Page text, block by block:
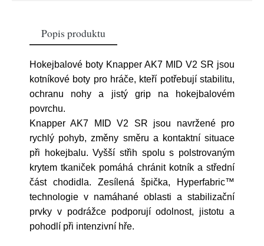
Popis produktu
Hokejbalové boty Knapper AK7 MID V2 SR jsou
kotníkové boty pro hráče, kteří potřebují stabilitu,
ochranu nohy a jistý grip na hokejbalovém
povrchu.
Knapper AK7 MID V2 SR jsou navržené pro
rychlý pohyb, změny směru a kontaktní situace
při hokejbalu. Vyšší střih spolu s polstrovaným
krytem tkaniček pomáhá chránit kotník a střední
část chodidla. Zesílená špička, Hyperfabric™
technologie v namáhané oblasti a stabilizační
prvky v podrážce podporují odolnost, jistotu a
pohodlí při intenzivní hře.